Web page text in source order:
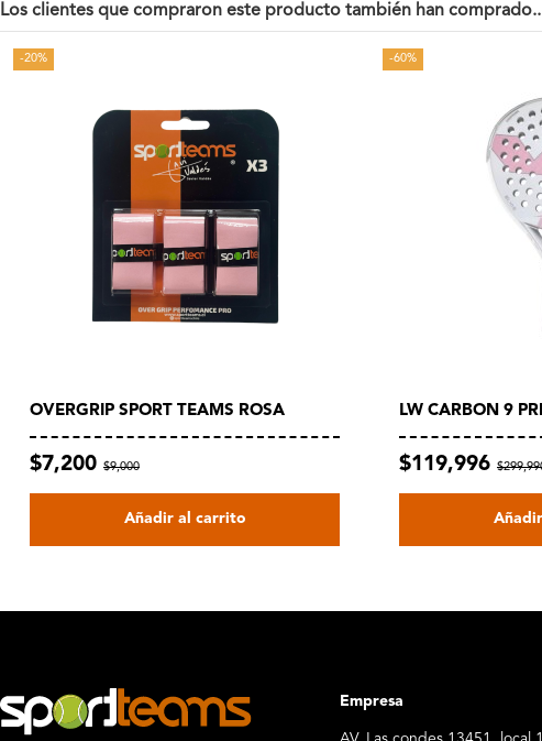
Los clientes que compraron este producto también han
-20%
OVERGRIP SPORT TEAMS ROSA
$7,200 $9,000
Añadir al carrito
-60%
LW CARBON 9
$119,996
Empresa